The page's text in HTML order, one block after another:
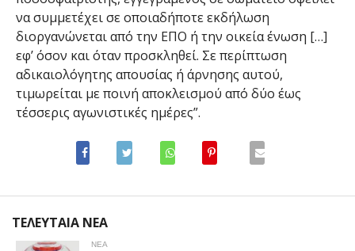
να συμμετέχει σε οποιαδήποτε εκδήλωση
διοργανώνεται από την ΕΠΟ ή την οικεία ένωση […]
εφ’ όσον και όταν προσκληθεί. Σε περίπτωση
αδικαιολόγητης απουσίας ή άρνησης αυτού,
τιμωρείται με ποινή αποκλεισμού από δύο έως
τέσσερις αγωνιστικές ημέρες”.
ΤΕΛΕΥΤΑΙΑ ΝΕΑ
ΝΕΑ